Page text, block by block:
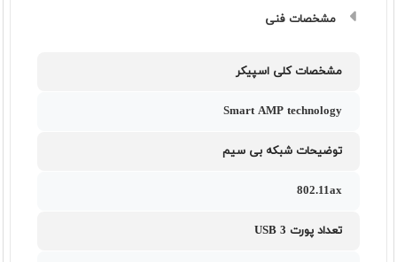
مشخصات فنی
مشخصات کلی اسپیکر
Smart AMP technology
توضیحات شبکه بی سیم
802.11ax
تعداد پورت USB 3